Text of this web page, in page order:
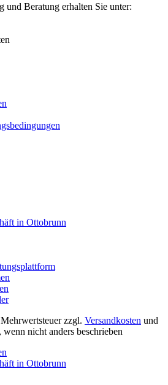
und Beratung erhalten Sie unter:
in Ottobrunn
zzgl. Versandkosten und
nicht anders beschrieben
in Ottobrunn